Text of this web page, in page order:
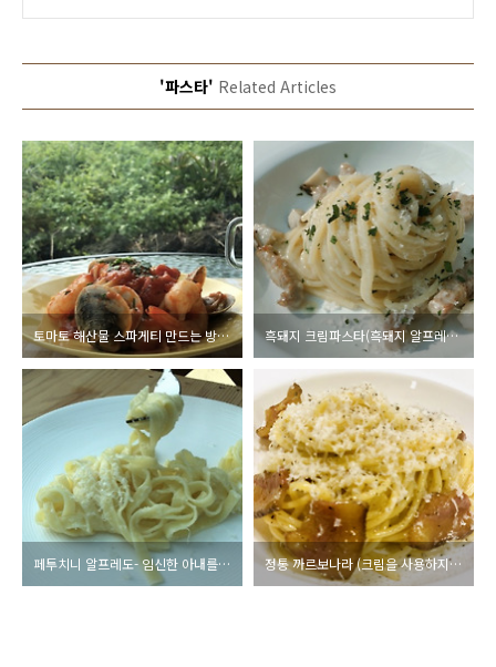
'파스타' Related Articles
토마토 해산물 스파게티 만드는 방법과 토마토소스 쉽게 만드는 방법 흑돼지 크림파스타(흑돼지 알프레도 파스타) 맛있게 만드는 방법
페투치니 알프레도- 임신한 아내를 위한 남편의 파스타 정통 까르보나라 (크림을 사용하지 않고도 크리미한),관찰레,페코리노 로마노치즈로 만드는 방법